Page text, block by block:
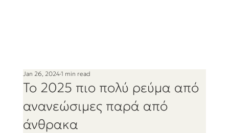
Το 2025 πιο πολύ ρεύμα από
ανανεώσιμες παρά από
άνθρακα
Jan 26, 20241 min read